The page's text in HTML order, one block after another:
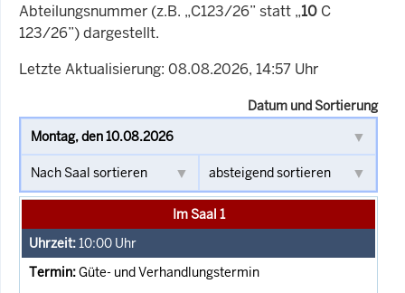
Abteilungsnummer (z.B. „C123/26” statt „10 C
123/26”) dargestellt.
Letzte Aktualisierung: 08.08.2026, 14:57 Uhr
Datum und Sortierung
Im Saal 1
10:00 Uhr
Güte- und Verhandlungstermin